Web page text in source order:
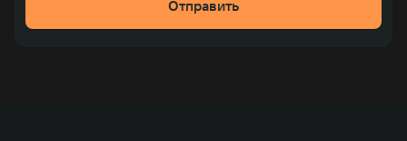
Отправить